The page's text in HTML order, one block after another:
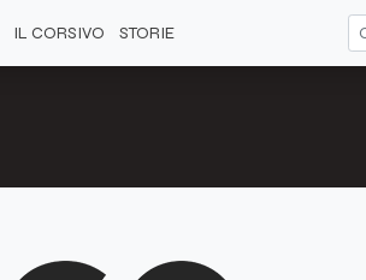
IL CORSIVO STORIE